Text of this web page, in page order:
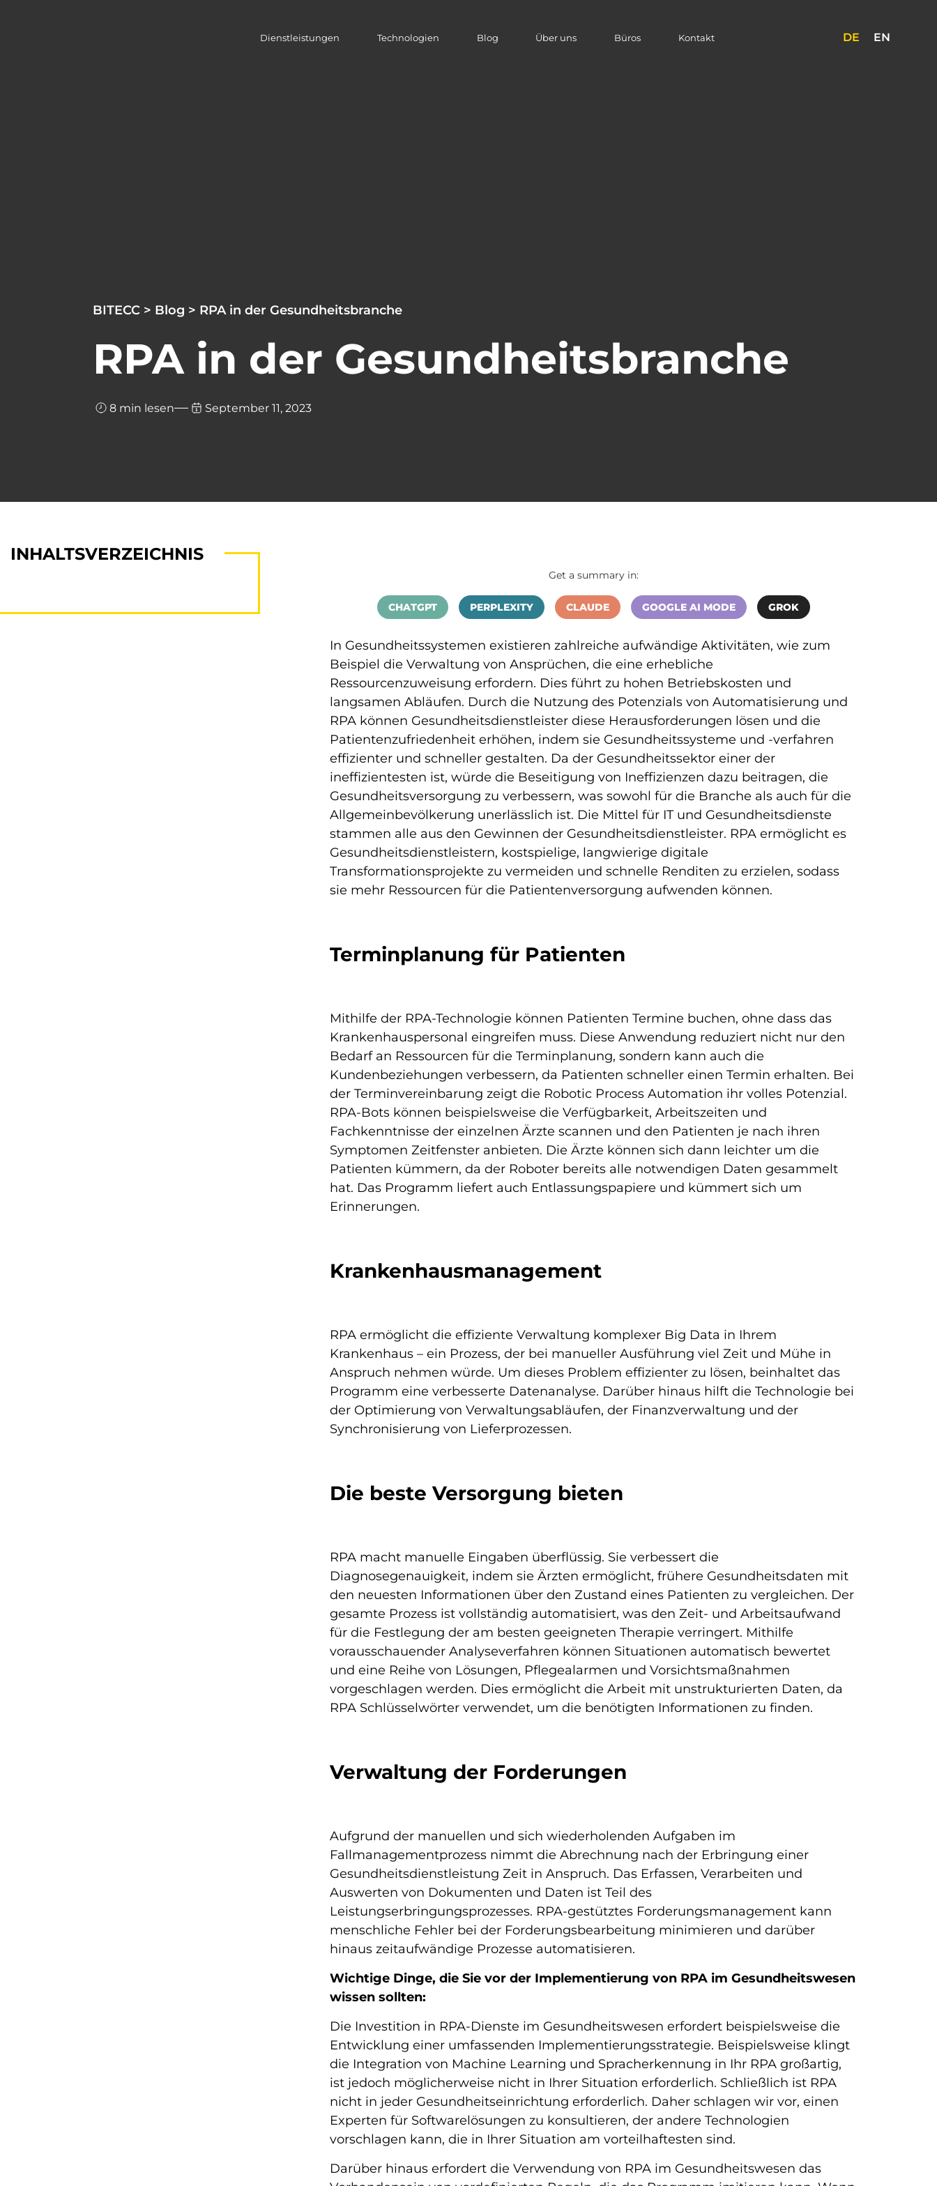
Dienstleistungen Technologien Blog Über uns Büros Kontakt DE EN
BITECC > Blog > RPA in der Gesundheitsbranche
RPA in der Gesundheitsbranche
8 min lesen September 11, 2023
INHALTSVERZEICHNIS
Get a summary in:
CHATGPT PERPLEXITY CLAUDE GOOGLE AI MODE GROK
In Gesundheitssystemen existieren zahlreiche aufwändige Aktivitäten, wie zum
Beispiel die Verwaltung von Ansprüchen, die eine erhebliche
Ressourcenzuweisung erfordern. Dies führt zu hohen Betriebskosten und
langsamen Abläufen. Durch die Nutzung des Potenzials von Automatisierung und
RPA können Gesundheitsdienstleister diese Herausforderungen lösen und die
Patientenzufriedenheit erhöhen, indem sie Gesundheitssysteme und -verfahren
effizienter und schneller gestalten. Da der Gesundheitssektor einer der
ineffizientesten ist, würde die Beseitigung von Ineffizienzen dazu beitragen, die
Gesundheitsversorgung zu verbessern, was sowohl für die Branche als auch für die
Allgemeinbevölkerung unerlässlich ist. Die Mittel für IT und Gesundheitsdienste
stammen alle aus den Gewinnen der Gesundheitsdienstleister. RPA ermöglicht es
Gesundheitsdienstleistern, kostspielige, langwierige digitale
Transformationsprojekte zu vermeiden und schnelle Renditen zu erzielen, sodass
sie mehr Ressourcen für die Patientenversorgung aufwenden können.
Terminplanung für Patienten
Mithilfe der RPA-Technologie können Patienten Termine buchen, ohne dass das
Krankenhauspersonal eingreifen muss. Diese Anwendung reduziert nicht nur den
Bedarf an Ressourcen für die Terminplanung, sondern kann auch die
Kundenbeziehungen verbessern, da Patienten schneller einen Termin erhalten. Bei
der Terminvereinbarung zeigt die Robotic Process Automation ihr volles Potenzial.
RPA-Bots können beispielsweise die Verfügbarkeit, Arbeitszeiten und
Fachkenntnisse der einzelnen Ärzte scannen und den Patienten je nach ihren
Symptomen Zeitfenster anbieten. Die Ärzte können sich dann leichter um die
Patienten kümmern, da der Roboter bereits alle notwendigen Daten gesammelt
hat. Das Programm liefert auch Entlassungspapiere und kümmert sich um
Erinnerungen.
Krankenhausmanagement
RPA ermöglicht die effiziente Verwaltung komplexer Big Data in Ihrem
Krankenhaus – ein Prozess, der bei manueller Ausführung viel Zeit und Mühe in
Anspruch nehmen würde. Um dieses Problem effizienter zu lösen, beinhaltet das
Programm eine verbesserte Datenanalyse. Darüber hinaus hilft die Technologie bei
der Optimierung von Verwaltungsabläufen, der Finanzverwaltung und der
Synchronisierung von Lieferprozessen.
Die beste Versorgung bieten
RPA macht manuelle Eingaben überflüssig. Sie verbessert die
Diagnosegenauigkeit, indem sie Ärzten ermöglicht, frühere Gesundheitsdaten mit
den neuesten Informationen über den Zustand eines Patienten zu vergleichen. Der
gesamte Prozess ist vollständig automatisiert, was den Zeit- und Arbeitsaufwand
für die Festlegung der am besten geeigneten Therapie verringert. Mithilfe
vorausschauender Analyseverfahren können Situationen automatisch bewertet
und eine Reihe von Lösungen, Pflegealarmen und Vorsichtsmaßnahmen
vorgeschlagen werden. Dies ermöglicht die Arbeit mit unstrukturierten Daten, da
RPA Schlüsselwörter verwendet, um die benötigten Informationen zu finden.
Verwaltung der Forderungen
Aufgrund der manuellen und sich wiederholenden Aufgaben im
Fallmanagementprozess nimmt die Abrechnung nach der Erbringung einer
Gesundheitsdienstleistung Zeit in Anspruch. Das Erfassen, Verarbeiten und
Auswerten von Dokumenten und Daten ist Teil des
Leistungserbringungsprozesses. RPA-gestütztes Forderungsmanagement kann
menschliche Fehler bei der Forderungsbearbeitung minimieren und darüber
hinaus zeitaufwändige Prozesse automatisieren.
Wichtige Dinge, die Sie vor der Implementierung von RPA im Gesundheitswesen
wissen sollten:
Die Investition in RPA-Dienste im Gesundheitswesen erfordert beispielsweise die
Entwicklung einer umfassenden Implementierungsstrategie. Beispielsweise klingt
die Integration von Machine Learning und Spracherkennung in Ihr RPA großartig,
ist jedoch möglicherweise nicht in Ihrer Situation erforderlich. Schließlich ist RPA
nicht in jeder Gesundheitseinrichtung erforderlich. Daher schlagen wir vor, einen
Experten für Softwarelösungen zu konsultieren, der andere Technologien
vorschlagen kann, die in Ihrer Situation am vorteilhaftesten sind.
Darüber hinaus erfordert die Verwendung von RPA im Gesundheitswesen das